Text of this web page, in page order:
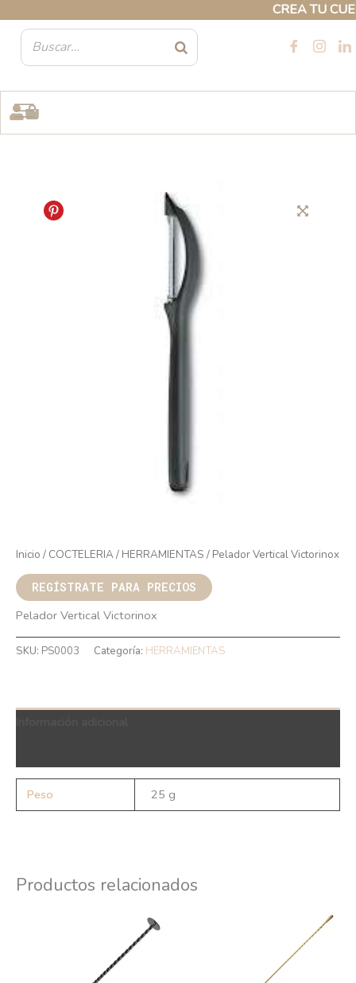
CREA TU
contenido
Inicio / COCTELERIA/ HERRAMIENTAS / Pelador Vertical Victorinox
REGÍSTRATE PARA PRECIOS
Pelador Vertical Victorinox
SKU: PS0003 Categoría: HERRAMIENTAS
Peso 25 g
Productos relacionados